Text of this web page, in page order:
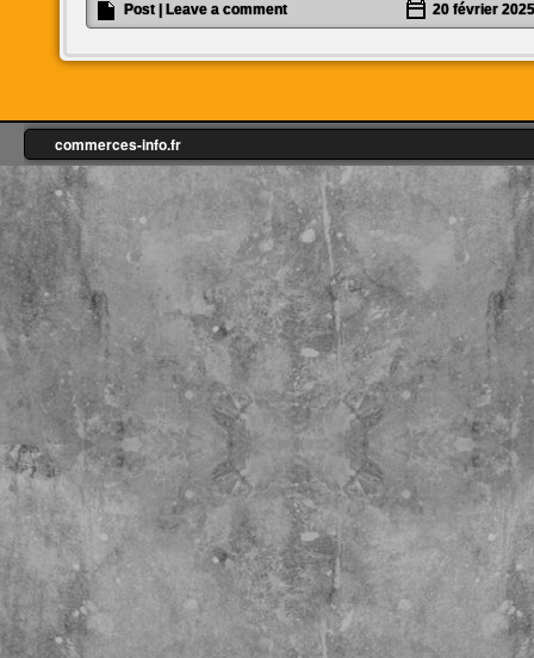
Post Leave a comment 20 février 2025
commerces-info.fr